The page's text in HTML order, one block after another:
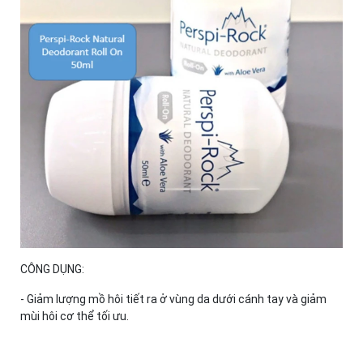
CÔNG DỤNG:
- Giảm lượng mồ hôi tiết ra ở vùng da dưới cánh tay và giảm
mùi hôi cơ thể tối ưu.